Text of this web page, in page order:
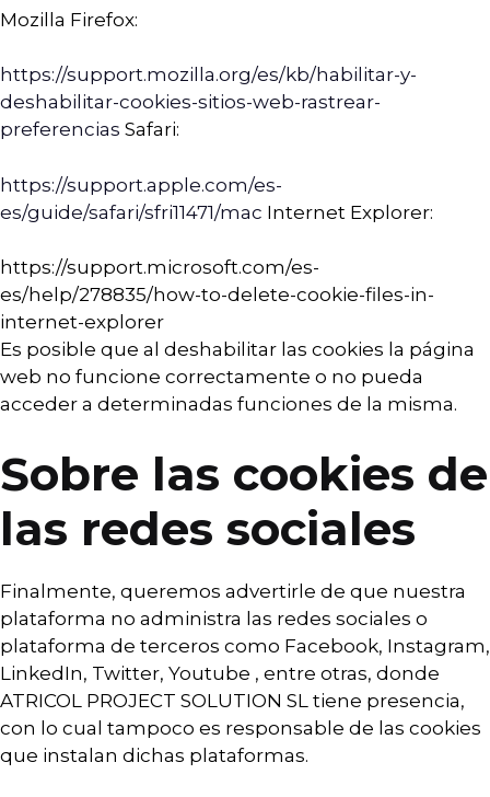
Mozilla Firefox:
https://support.mozilla.org/es/kb/habilitar-y-
deshabilitar-cookies-sitios-web-rastrear-
preferencias Safari:
https://support.apple.com/es-
es/guide/safari/sfri11471/mac Internet Explorer:
https://support.microsoft.com/es-
es/help/278835/how-to-delete-cookie-files-in-
internet-explorer
Es posible que al deshabilitar las cookies la página
web no funcione correctamente o no pueda
acceder a determinadas funciones de la misma.
Sobre las cookies de
las redes sociales
Finalmente, queremos advertirle de que nuestra
plataforma no administra las redes sociales o
plataforma de terceros como Facebook, Instagram,
LinkedIn, Twitter, Youtube , entre otras, donde
ATRICOL PROJECT SOLUTION SL tiene presencia,
con lo cual tampoco es responsable de las cookies
que instalan dichas plataformas.